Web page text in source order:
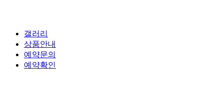
갤러리
상품안내
예약문의
예약확인